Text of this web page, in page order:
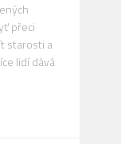
přeci
starosti a
lidí dává